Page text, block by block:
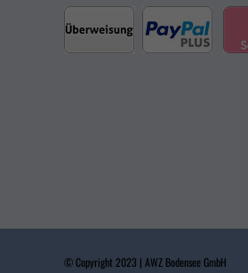
© Copyright 2023 | AWZ Bodensee GmbH